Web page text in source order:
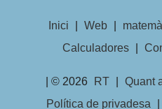
Inici Web
Calculadores
| © 2026 RT Quant
Política de privadesa